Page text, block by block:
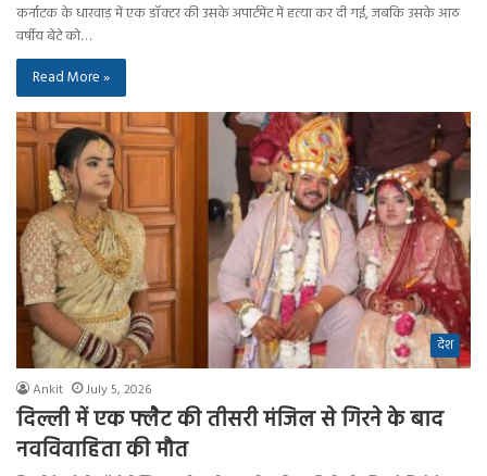
कर्नाटक के धारवाड़ में एक डॉक्टर की उसके अपार्टमेंट में हत्या कर दी गई, जबकि उसके आठ
वर्षीय बेटे को…
Read More »
देश
Ankit July 5, 2026
दिल्ली में एक फ्लैट की तीसरी मंजिल से गिरने के बाद
नवविवाहिता की मौत